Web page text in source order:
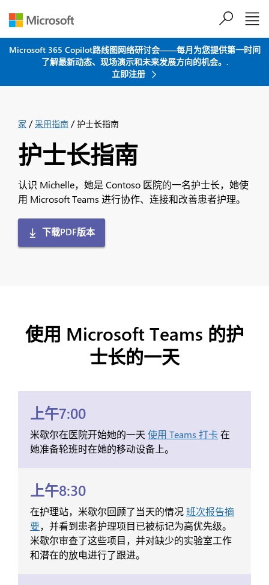
Microsoft 365 Copilot路线图网络研讨会——每月为您提供第一时间
了解最新动态、现场演示和未来发展方向的机会。.
立即注册
家 /采用指南 /护士长指南
护士长指南
认识 Michelle，她是 Contoso 医院的一名护士长，她使
用 Microsoft Teams 进行协作、连接和改善患者护理。
下载PDF版本
使用 Microsoft Teams 的护
士长的一天
上午7:00
米歇尔在医院开始她的一天 使用 Teams 打卡在
她准备轮班时在她的移动设备上。
上午8:30
在护理站，米歇尔回顾了当天的情况班次报告摘
要，并看到患者护理项目已被标记为高优先级。
米歇尔审查了这些项目，并对缺少的实验室工作
和潜在的放电进行了跟进。